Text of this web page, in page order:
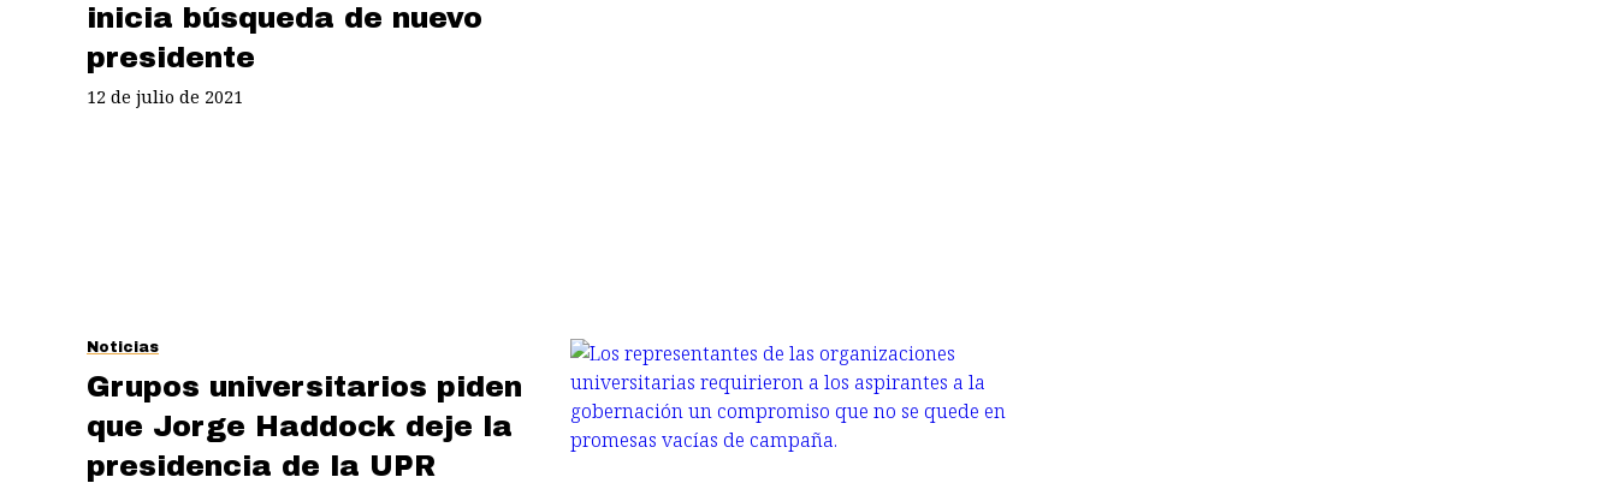
inicia búsqueda de nuevo
presidente
12 de julio de 2021
Noticias
Grupos universitarios piden
que Jorge Haddock deje la
presidencia de la UPR